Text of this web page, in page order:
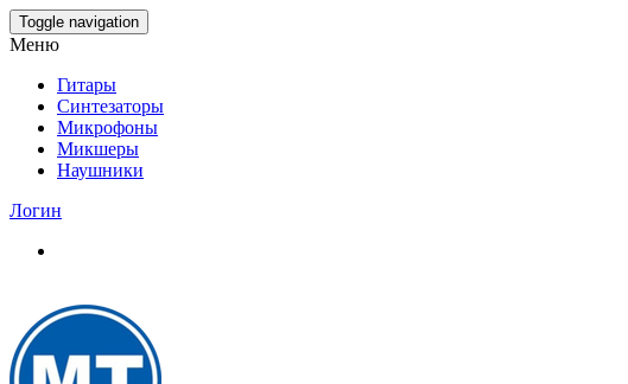
Skip
to
content
Toggle navigation
Меню
Гитары
Синтезаторы
Микрофоны
Микшеры
Наушники
Логин